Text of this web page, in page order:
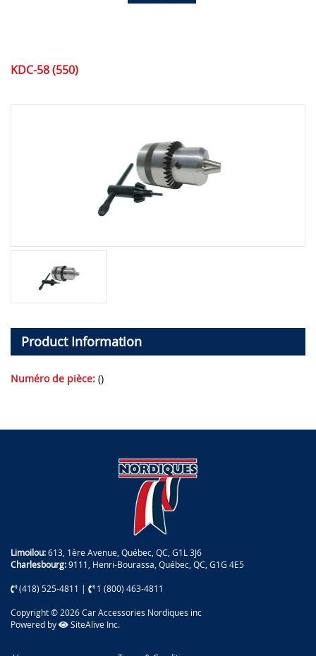
KDC-58 (550)
Product Information
Numéro de pièce: ()
Limoilou:613, 1ère Avenue, Québec, QC, G1L 3J6
Charlesbourg:9111, Henri-Bourassa, Québec, QC, G1G 4E5
(418) 525-4811 | 1 (800) 463-4811
Copyright © 2026 Car Accessories Nordiques inc
Powered by
SiteAlive Inc.